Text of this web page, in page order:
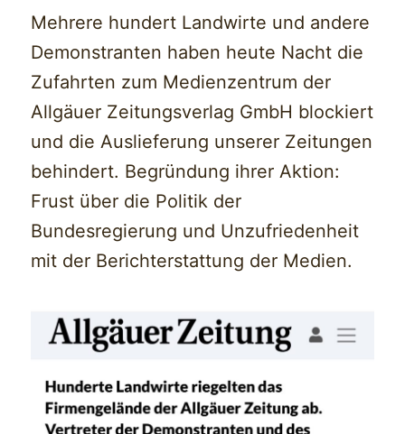
Mehrere hundert Landwirte und andere
Demonstranten haben heute Nacht die
Zufahrten zum Medienzentrum der
Allgäuer Zeitungsverlag GmbH blockiert
und die Auslieferung unserer Zeitungen
behindert. Begründung ihrer Aktion:
Frust über die Politik der
Bundesregierung und Unzufriedenheit
mit der Berichterstattung der Medien.